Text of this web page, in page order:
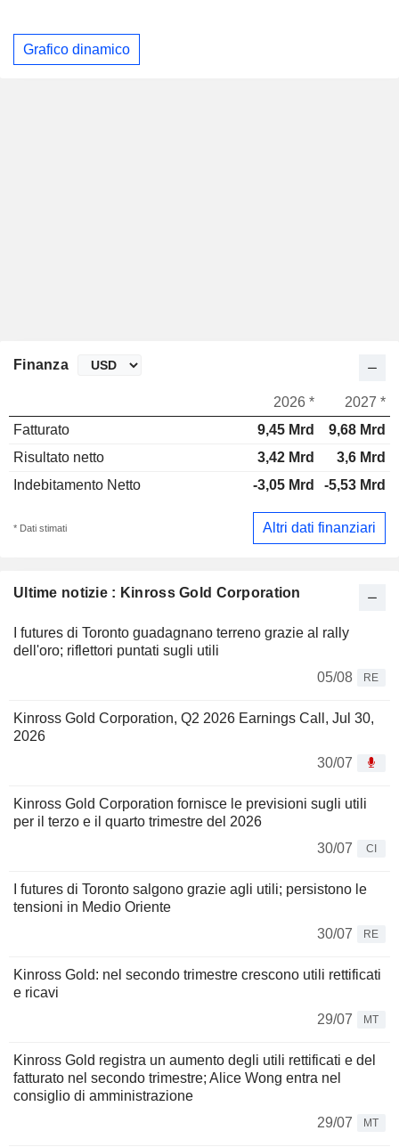
Grafico dinamico
Ultime notizie : Kinross Gold Corporation
I futures di Toronto guadagnano terreno grazie al rally
dell'oro; riflettori puntati sugli utili
05/08
RE
Kinross Gold Corporation, Q2 2026 Earnings Call, Jul 30,
2026
30/07
Kinross Gold Corporation fornisce le previsioni sugli utili
per il terzo e il quarto trimestre del 2026
30/07
CI
I futures di Toronto salgono grazie agli utili; persistono le
tensioni in Medio Oriente
30/07
RE
Kinross Gold: nel secondo trimestre crescono utili rettificati
e ricavi
29/07
MT
Kinross Gold registra un aumento degli utili rettificati e del
fatturato nel secondo trimestre; Alice Wong entra nel
consiglio di amministrazione
29/07
MT
Finanza
2026 *
2027 *
Fatturato
9,45 Mrd
9,68 Mrd
Risultato netto
3,42 Mrd
3,6 Mrd
Indebitamento Netto
-3,05 Mrd -5,53 Mrd
* Dati stimati Altri dati finanziari